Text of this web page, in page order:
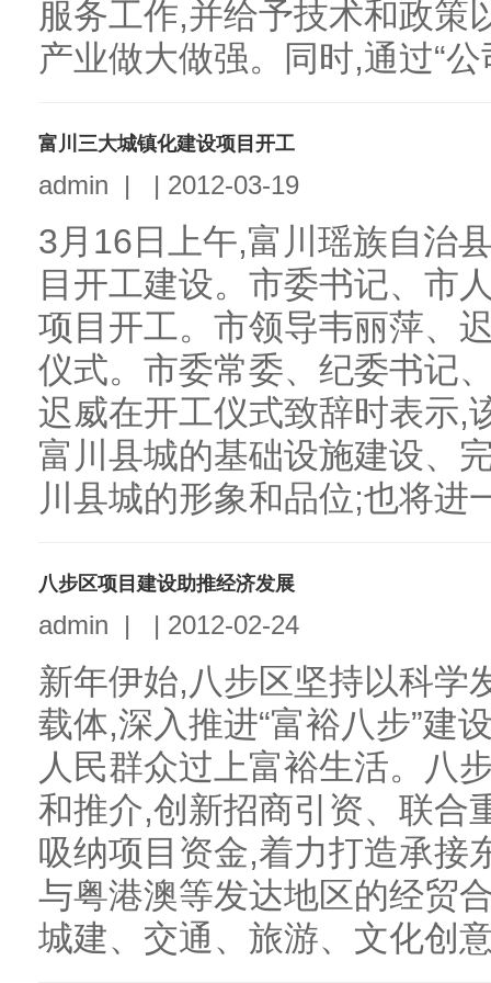
服务工作,并给予技术和政策
产业做大做强。同时,通过“
富川三大城镇化建设项目开工
admin | | 2012-03-19
3月16日上午,富川瑶族自治
目开工建设。市委书记、市
项目开工。市领导韦丽萍、
仪式。市委常委、纪委书记
迟威在开工仪式致辞时表示,
富川县城的基础设施建设、
川县城的形象和品位;也将进
八步区项目建设助推经济发展
admin | | 2012-02-24
新年伊始,八步区坚持以科学
载体,深入推进“富裕八步”建
人民群众过上富裕生活。八
和推介,创新招商引资、联合
吸纳项目资金,着力打造承接
与粤港澳等发达地区的经贸
城建、交通、旅游、文化创